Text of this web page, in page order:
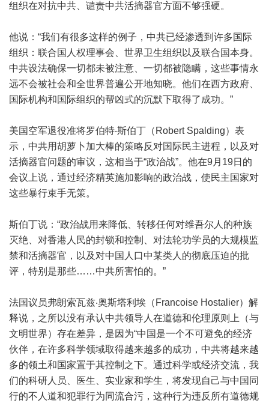
组织在对抗中共、谴责中共活摘器官方面不够强硬。
他说：“我们有很多这样的例子，中共已经渗透到许多国际
组织：联合国人权理事会、世界卫生组织以及联合国本身。
中共设法确保一切都未被注意、一切都被隐瞒，这些事情永
远不会被社会和全世界普遍公开地知晓。他们在西方政府、
国际机构和国际组织的帮凶式的沉默下取得了成功。”
美国空军退役准将罗伯特‧斯伯丁（Robert Spalding）表
示，中共用胡萝卜加大棒的策略反对国际民主进程，以及对
活摘器官问题的审议，这相当于“政治战”。他在9月19日的
会议上说，通过经济精英施加影响的政治战，使民主国家对
这些暴行束手无策。
斯伯丁说：“政治战用来降低、转移任何对维吾尔人的种族
灭绝、对香港人民的封锁和控制、对法轮功学员的大规模监
禁和活摘器官，以及对中国人口中某类人的彻底压迫的批
评，特别是那些……中共所害怕的。”
法国议员弗朗索瓦兹‧奥斯塔利埃（Francoise Hostalier）解
释说，之所以没有承认中共领导人在道德和伦理原则上（与
文明世界）存在差异，是因为“中国是一个不可避免的经济
伙伴，在许多科学领域取得越来越多的成功，中共将越来越
多的领土和国家置于其控制之下。通过科学或经济交流，我
们的科研人员、医生、实业家和学生，将发现自己与中国同
行的不人道和犯罪行为同流合污，这种行为违反所有道德规